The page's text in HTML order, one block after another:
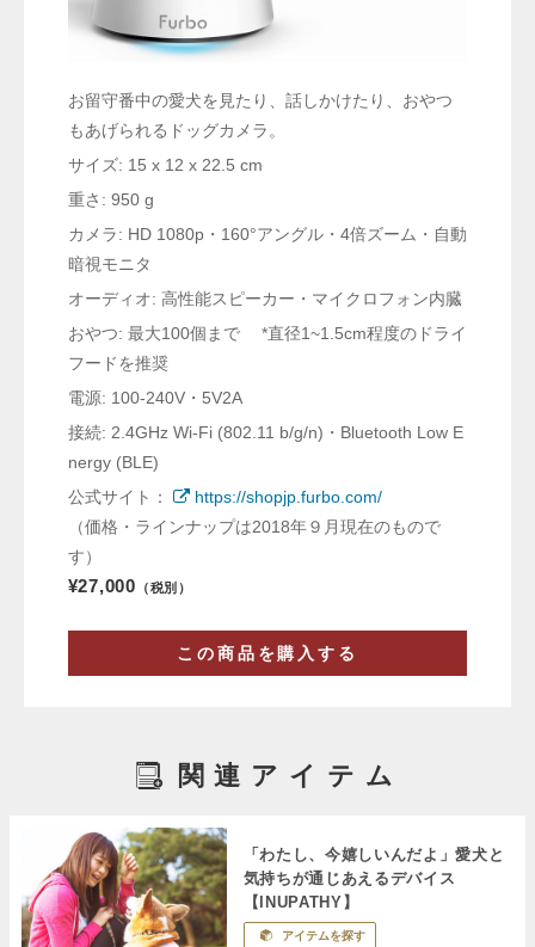
お留守番中の愛犬を見たり、話しかけたり、おやつ
もあげられるドッグカメラ。
サイズ: 15 x 12 x 22.5 cm
重さ: 950 g
カメラ: HD 1080p・160°アングル・4倍ズーム・自動
暗視モニタ
オーディオ: 高性能スピーカー・マイクロフォン内臓
おやつ: 最大100個まで *直径1~1.5cm程度のドライ
フードを推奨
電源: 100-240V・5V2A
接続: 2.4GHz Wi-Fi (802.11 b/g/n)・Bluetooth Low E
nergy (BLE)
公式サイト：
https://shopjp.furbo.com/
（価格・ラインナップは2018年９月現在のもので
す）
¥27,000 （税別）
この商品を購入する
関連アイテム
「わたし、今嬉しいんだよ」愛犬と
気持ちが通じあえるデバイス
【INUPATHY】
アイテムを探す